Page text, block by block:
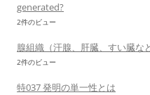
generated?
2件のビュー
腺組織（汗腺、肝臓、すい臓な
2件のビュー
特037 発明の単一性とは